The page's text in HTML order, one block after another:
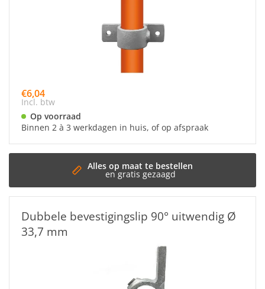
€6,04
Incl. btw
Op voorraad
Binnen 2 à 3 werkdagen in huis, of op afspraak
Dubbele bevestigingslip 90° uitwendig Ø
33,7 mm